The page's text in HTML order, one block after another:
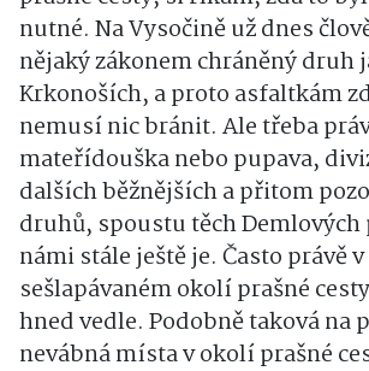
nutné. Na Vysočině už dnes
nějaký zákonem chráněný druh
Krkonoších, a proto asfaltkám
nemusí nic bránit. Ale třeba
mateřídouška nebo pupava,
dalších běžnějších a přitom
druhů, spoustu těch Demlových
námi stále ještě je. Často právě
sešlapávaném okolí prašné
hned vedle. Podobně taková na
nevábná místa v okolí prašné